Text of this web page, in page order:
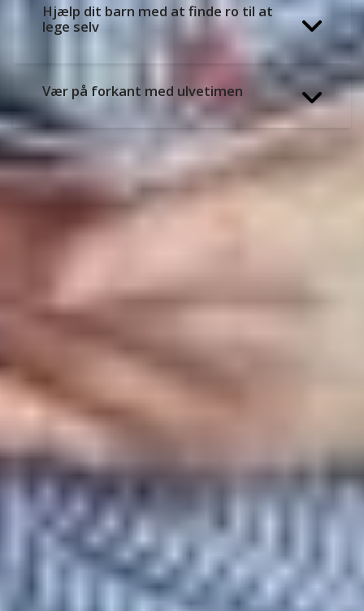
Hjælp dit barn med at finde ro til at
lege selv
Vær på forkant med ulvetimen